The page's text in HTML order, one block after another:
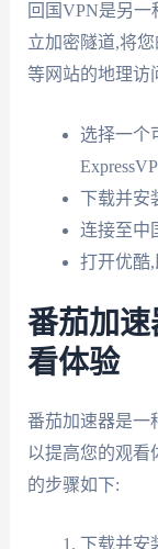
回国VPN是另
立加密隧道,将
等网站的地理访
选择一个
下载并安
连接至中
打开优酷,
番茄加
看体验
番茄加速器是一
以提高您的观看
的步骤如下:
下载并安